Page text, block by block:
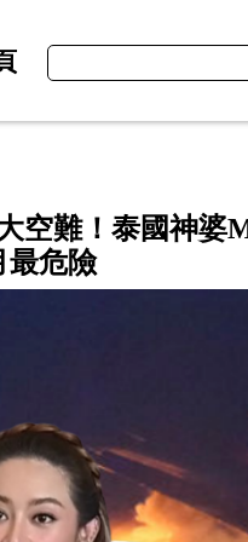
空難！泰國神
最危險